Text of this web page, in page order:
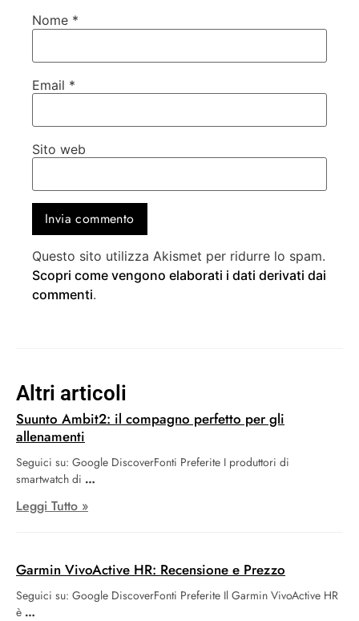
Altri articoli
Suunto Ambit2: il compagno perfetto per gli
allenamenti
Seguici su: Google DiscoverFonti Preferite I produttori di
smartwatch di
Leggi Tutto »
Garmin VivoActive HR: Recensione e Prezzo
Seguici su: Google DiscoverFonti Preferite Il Garmin VivoActive HR
è
Nome *
Email *
Sito web
Questo sito utilizza Akismet per ridurre lo spam.
Scopri come vengono elaborati i dati derivati dai
commenti.